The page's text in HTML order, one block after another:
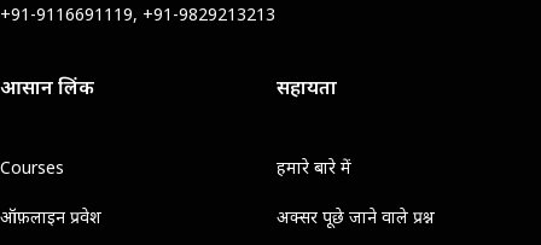
+91-9116691119, +91-9829213213
आसान लिंक
Courses
ऑफ़लाइन प्रवेश
सहायता
हमारे बारे में
अक्सर पूछे जाने वाले प्रश्न